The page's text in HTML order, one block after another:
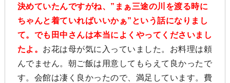
決めていたんですがね、”まぁ三途の川を渡る時に
ちゃんと着ていればいいかぁ”という話になりまし
て。でも田中さんは本当によくやってくださいまし
たよ。 お花は母が気に入っていました。お料理は頼
んでません。朝ご飯は用意してもらえて良かったで
す。会館は凄く良かったので、満足しています。費